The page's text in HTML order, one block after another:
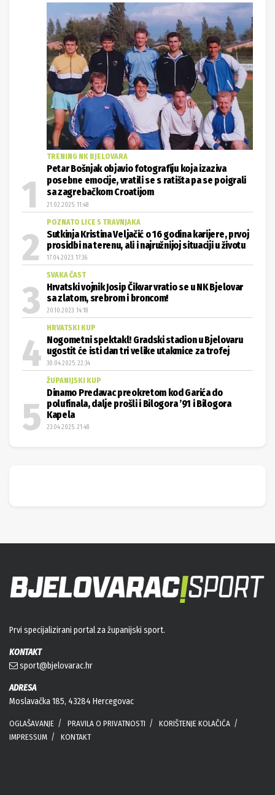
TRENING NK BJELOVARA
Petar Bošnjak objavio fotografiju koja izaziva
posebne emocije, vratili se s ratišta pa se poigrali
sa zagrebačkom Croatijom
21.02.2025. 11:48
POZNATO LICE S TRAVNJAKA
Sutkinja Kristina Veljačić o 16 godina karijere, prvoj
prosidbi na terenu, ali i najružnijoj situaciji u životu
17.04.2023. 17:36
SVAKA ČAST
Hrvatski vojnik Josip Čikvar vratio se u NK Bjelovar
sa zlatom, srebrom i broncom!
20.10.2023. 14:18
HRVATSKI KUP
Nogometni spektakl! Gradski stadion u Bjelovaru
ugostit će isti dan tri velike utakmice za trofej
30.04.2025. 22:34
ŽUPANIJSKI KUP
Dinamo Predavac preokretom kod Garića do
polufinala, dalje prošli i Bilogora ’91 i Bilogora
Kapela
23.04.2025. 21:48
Prvi specijalizirani portal za županijski sport.
KONTAKT
sport@bjelovarac.hr
ADRESA
Moslavačka 185, 43284 Hercegovac
OGLAŠAVANJE PRAVILA O PRIVATNOSTI
KORIŠTENJE KOLAČIĆA
IMPRESSUM
KONTAKT